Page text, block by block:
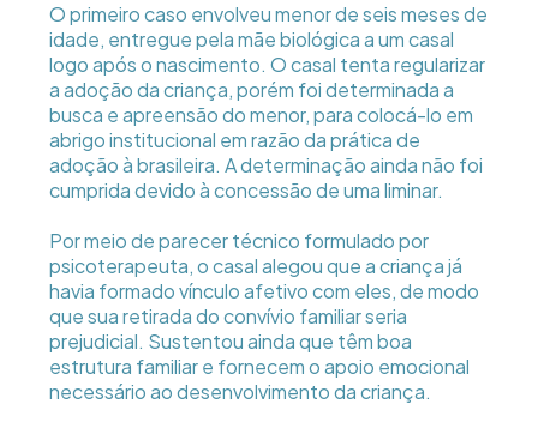
O primeiro caso envolveu menor de seis meses de
idade, entregue pela mãe biológica a um casal
logo após o nascimento. O casal tenta regularizar
a adoção da criança, porém foi determinada a
busca e apreensão do menor, para colocá-lo em
abrigo institucional em razão da prática de
adoção à brasileira. A determinação ainda não foi
cumprida devido à concessão de uma liminar.
Por meio de parecer técnico formulado por
psicoterapeuta, o casal alegou que a criança já
havia formado vínculo afetivo com eles, de modo
que sua retirada do convívio familiar seria
prejudicial. Sustentou ainda que têm boa
estrutura familiar e fornecem o apoio emocional
necessário ao desenvolvimento da criança.